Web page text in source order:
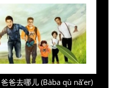
爸去哪儿 (Bàba qù nǎ’er)